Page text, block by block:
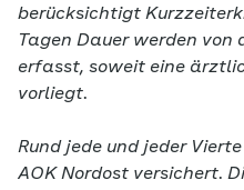
berücksichtigt
Tagen Dauer werden von
erfasst, soweit eine
vorliegt.
Rund jede und jeder
AOK Nordost versichert.